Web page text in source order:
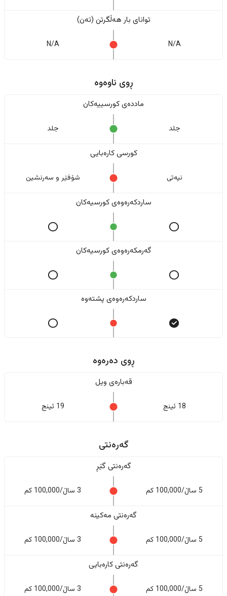
تواناى بار هەڵگرتن (تەن)
N/A
N/A
ڕوی ناوەوە
ماددەی کورسییەکان
جلد جلد
کورسی کارەبایی
نیەتی شۆفێر و سەرنشین
ساردکەرەوەی کورسیەکان
گەرمکەرەوەی کورسیەکان
ساردکەرەوەی پشتەوە
ڕوی دەرەوە
قەبارەی ویل
18 ئینج 19 ئینج
گەرەنتی
گەرەنتی گێڕ
5 ساڵ/100,000 کم 3 ساڵ/100,000 کم
گەرەنتی مەکینە
5 ساڵ/100,000 کم 3 ساڵ/100,000 کم
گەرەنتی کارەبایی
5 ساڵ/100,000 کم 3 ساڵ/100,000 کم